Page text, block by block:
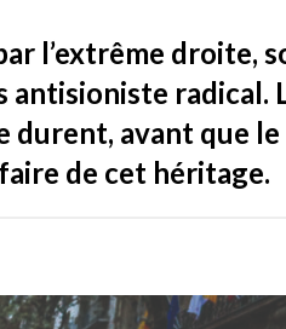
l’extrême droite,
antisioniste radical.
durent, avant que le
de cet héritage.